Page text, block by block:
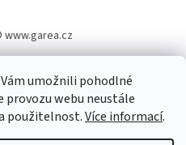
umožnili pohodlné
provozu webu neustále
použitelnost.Více informací.
www.garea.cz
Shoptet